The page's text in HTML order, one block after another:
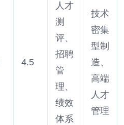
4.5
人才
测
评、
招聘
管
理、
绩效
体系
技术
密集
型制
造、
高端
人才
管理